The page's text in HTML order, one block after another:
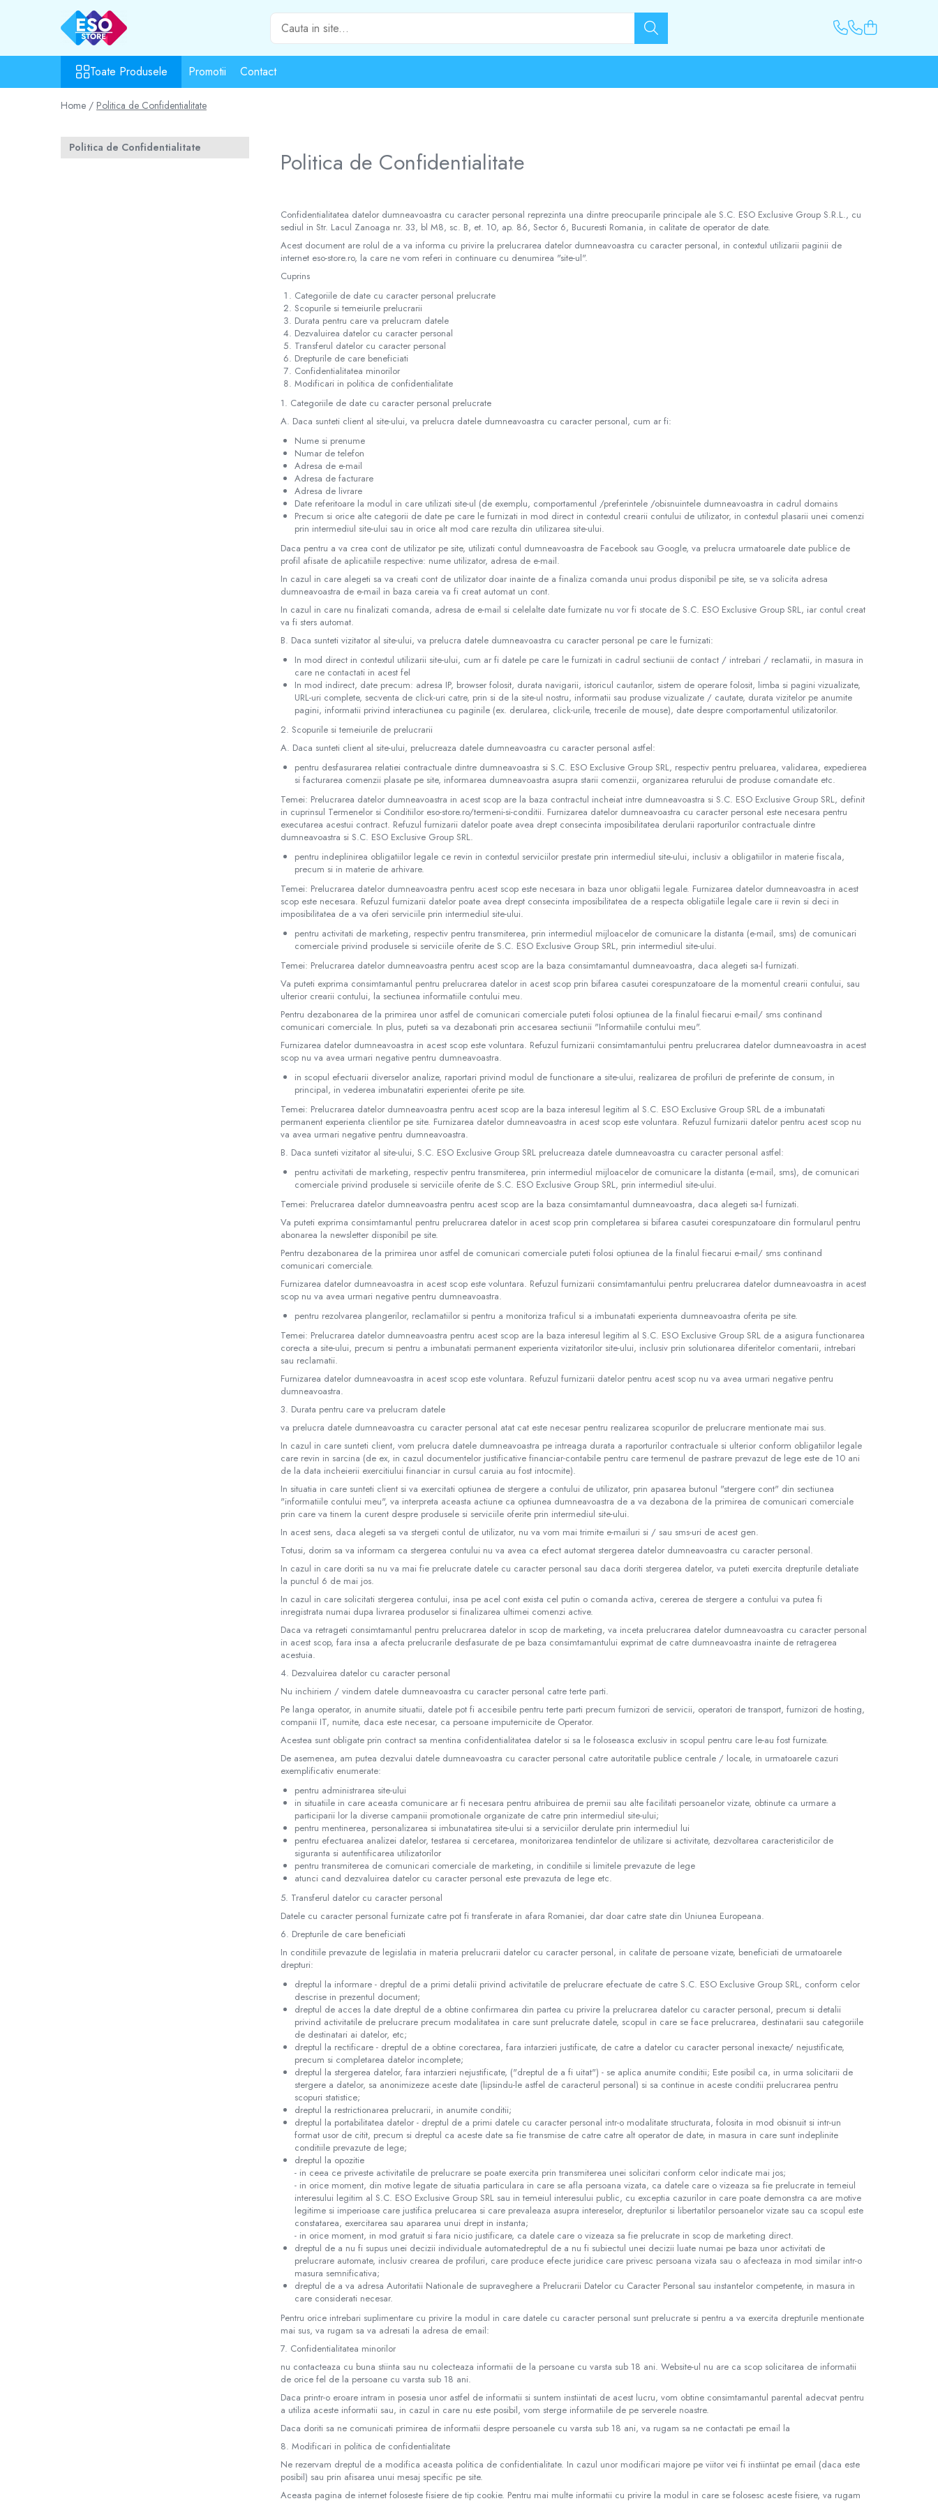
Toate Produsele
Toate Categoriile
Toate Produsele Promotii Contact
Home / Politica de Confidentialitate
Politica de Confidentialitate
Confidentialitatea datelor dumneavoastra cu caracter personal reprezinta una dintre preocuparile principale ale S.C. ESO Exclusive Group S.R.L., cu
sediul in Str. Lacul Zanoaga nr. 33, bl M8, sc. B, et. 10, ap. 86, Sector 6, Bucuresti Romania, in calitate de operator de date.
Acest document are rolul de a va informa cu privire la prelucrarea datelor dumneavoastra cu caracter personal, in contextul utilizarii paginii de
internet eso-store.ro, la care ne vom referi in continuare cu denumirea "site-ul".
Cuprins
Categoriile de date cu caracter personal prelucrate
Scopurile si temeiurile prelucrarii
Durata pentru care va prelucram datele
Dezvaluirea datelor cu caracter personal
Transferul datelor cu caracter personal
Drepturile de care beneficiati
Confidentialitatea minorilor
Modificari in politica de confidentialitate
1. Categoriile de date cu caracter personal prelucrate
A. Daca sunteti client al site-ului, va prelucra datele dumneavoastra cu caracter personal, cum ar fi:
Nume si prenume
Numar de telefon
Adresa de e-mail
Adresa de facturare
Adresa de livrare
Date referitoare la modul in care utilizati site-ul (de exemplu, comportamentul /preferintele /obisnuintele dumneavoastra in cadrul domains
Precum si orice alte categorii de date pe care le furnizati in mod direct in contextul crearii contului de utilizator, in contextul plasarii unei comenzi
prin intermediul site-ului sau in orice alt mod care rezulta din utilizarea site-ului.
Daca pentru a va crea cont de utilizator pe site, utilizati contul dumneavoastra de Facebook sau Google, va prelucra urmatoarele date publice de
profil afisate de aplicatiile respective: nume utilizator, adresa de e-mail.
In cazul in care alegeti sa va creati cont de utilizator doar inainte de a finaliza comanda unui produs disponibil pe site, se va solicita adresa
dumneavoastra de e-mail in baza careia va fi creat automat un cont.
In cazul in care nu finalizati comanda, adresa de e-mail si celelalte date furnizate nu vor fi stocate de S.C. ESO Exclusive Group SRL, iar contul creat
va fi sters automat.
B. Daca sunteti vizitator al site-ului, va prelucra datele dumneavoastra cu caracter personal pe care le furnizati:
In mod direct in contextul utilizarii site-ului, cum ar fi datele pe care le furnizati in cadrul sectiunii de contact / intrebari / reclamatii, in masura in
care ne contactati in acest fel
In mod indirect, date precum: adresa IP, browser folosit, durata navigarii, istoricul cautarilor, sistem de operare folosit, limba si pagini vizualizate,
URL-uri complete, secventa de click-uri catre, prin si de la site-ul nostru, informatii sau produse vizualizate / cautate, durata vizitelor pe anumite
pagini, informatii privind interactiunea cu paginile (ex. derularea, click-urile, trecerile de mouse), date despre comportamentul utilizatorilor.
2. Scopurile si temeiurile de prelucrarii
A. Daca sunteti client al site-ului, prelucreaza datele dumneavoastra cu caracter personal astfel:
pentru desfasurarea relatiei contractuale dintre dumneavoastra si S.C. ESO Exclusive Group SRL, respectiv pentru preluarea, validarea, expedierea
si facturarea comenzii plasate pe site, informarea dumneavoastra asupra starii comenzii, organizarea returului de produse comandate etc.
Temei: Prelucrarea datelor dumneavoastra in acest scop are la baza contractul incheiat intre dumneavoastra si S.C. ESO Exclusive Group SRL, definit
in cuprinsul Termenelor si Conditiilor eso-store.ro/termeni-si-conditii. Furnizarea datelor dumneavoastra cu caracter personal este necesara pentru
executarea acestui contract. Refuzul furnizarii datelor poate avea drept consecinta imposibilitatea derularii raporturilor contractuale dintre
dumneavoastra si S.C. ESO Exclusive Group SRL.
pentru indeplinirea obligatiilor legale ce revin in contextul serviciilor prestate prin intermediul site-ului, inclusiv a obligatiilor in materie fiscala,
precum si in materie de arhivare.
Temei: Prelucrarea datelor dumneavoastra pentru acest scop este necesara in baza unor obligatii legale. Furnizarea datelor dumneavoastra in acest
scop este necesara. Refuzul furnizarii datelor poate avea drept consecinta imposibilitatea de a respecta obligatiile legale care ii revin si deci in
imposibilitatea de a va oferi serviciile prin intermediul site-ului.
pentru activitati de marketing, respectiv pentru transmiterea, prin intermediul mijloacelor de comunicare la distanta (e-mail, sms) de comunicari
comerciale privind produsele si serviciile oferite de S.C. ESO Exclusive Group SRL, prin intermediul site-ului.
Temei: Prelucrarea datelor dumneavoastra pentru acest scop are la baza consimtamantul dumneavoastra, daca alegeti sa-l furnizati.
Va puteti exprima consimtamantul pentru prelucrarea datelor in acest scop prin bifarea casutei corespunzatoare de la momentul crearii contului, sau
ulterior crearii contului, la sectiunea informatiile contului meu.
Pentru dezabonarea de la primirea unor astfel de comunicari comerciale puteti folosi optiunea de la finalul fiecarui e-mail/ sms continand
comunicari comerciale. In plus, puteti sa va dezabonati prin accesarea sectiunii "Informatiile contului meu".
Furnizarea datelor dumneavoastra in acest scop este voluntara. Refuzul furnizarii consimtamantului pentru prelucrarea datelor dumneavoastra in acest
scop nu va avea urmari negative pentru dumneavoastra.
in scopul efectuarii diverselor analize, raportari privind modul de functionare a site-ului, realizarea de profiluri de preferinte de consum, in
principal, in vederea imbunatatiri experientei oferite pe site.
Temei: Prelucrarea datelor dumneavoastra pentru acest scop are la baza interesul legitim al S.C. ESO Exclusive Group SRL de a imbunatati
permanent experienta clientilor pe site. Furnizarea datelor dumneavoastra in acest scop este voluntara. Refuzul furnizarii datelor pentru acest scop nu
va avea urmari negative pentru dumneavoastra.
B. Daca sunteti vizitator al site-ului, S.C. ESO Exclusive Group SRL prelucreaza datele dumneavoastra cu caracter personal astfel:
pentru activitati de marketing, respectiv pentru transmiterea, prin intermediul mijloacelor de comunicare la distanta (e-mail, sms), de comunicari
comerciale privind produsele si serviciile oferite de S.C. ESO Exclusive Group SRL, prin intermediul site-ului.
Temei: Prelucrarea datelor dumneavoastra pentru acest scop are la baza consimtamantul dumneavoastra, daca alegeti sa-l furnizati.
Va puteti exprima consimtamantul pentru prelucrarea datelor in acest scop prin completarea si bifarea casutei corespunzatoare din formularul pentru
abonarea la newsletter disponibil pe site.
Pentru dezabonarea de la primirea unor astfel de comunicari comerciale puteti folosi optiunea de la finalul fiecarui e-mail/ sms continand
comunicari comerciale.
Furnizarea datelor dumneavoastra in acest scop este voluntara. Refuzul furnizarii consimtamantului pentru prelucrarea datelor dumneavoastra in acest
scop nu va avea urmari negative pentru dumneavoastra.
pentru rezolvarea plangerilor, reclamatiilor si pentru a monitoriza traficul si a imbunatati experienta dumneavoastra oferita pe site.
Temei: Prelucrarea datelor dumneavoastra pentru acest scop are la baza interesul legitim al S.C. ESO Exclusive Group SRL de a asigura functionarea
corecta a site-ului, precum si pentru a imbunatati permanent experienta vizitatorilor site-ului, inclusiv prin solutionarea diferitelor comentarii, intrebari
sau reclamatii.
Furnizarea datelor dumneavoastra in acest scop este voluntara. Refuzul furnizarii datelor pentru acest scop nu va avea urmari negative pentru
dumneavoastra.
3. Durata pentru care va prelucram datele
va prelucra datele dumneavoastra cu caracter personal atat cat este necesar pentru realizarea scopurilor de prelucrare mentionate mai sus.
In cazul in care sunteti client, vom prelucra datele dumneavoastra pe intreaga durata a raporturilor contractuale si ulterior conform obligatiilor legale
care revin in sarcina (de ex, in cazul documentelor justificative financiar-contabile pentru care termenul de pastrare prevazut de lege este de 10 ani
de la data incheierii exercitiului financiar in cursul caruia au fost intocmite).
In situatia in care sunteti client si va exercitati optiunea de stergere a contului de utilizator, prin apasarea butonul "stergere cont" din sectiunea
"informatiile contului meu", va interpreta aceasta actiune ca optiunea dumneavoastra de a va dezabona de la primirea de comunicari comerciale
prin care va tinem la curent despre produsele si serviciile oferite prin intermediul site-ului.
In acest sens, daca alegeti sa va stergeti contul de utilizator, nu va vom mai trimite e-mailuri si / sau sms-uri de acest gen.
Totusi, dorim sa va informam ca stergerea contului nu va avea ca efect automat stergerea datelor dumneavoastra cu caracter personal.
In cazul in care doriti sa nu va mai fie prelucrate datele cu caracter personal sau daca doriti stergerea datelor, va puteti exercita drepturile detaliate
la punctul 6 de mai jos.
In cazul in care solicitati stergerea contului, insa pe acel cont exista cel putin o comanda activa, cererea de stergere a contului va putea fi
inregistrata numai dupa livrarea produselor si finalizarea ultimei comenzi active.
Daca va retrageti consimtamantul pentru prelucrarea datelor in scop de marketing, va inceta prelucrarea datelor dumneavoastra cu caracter personal
in acest scop, fara insa a afecta prelucrarile desfasurate de pe baza consimtamantului exprimat de catre dumneavoastra inainte de retragerea
acestuia.
4. Dezvaluirea datelor cu caracter personal
Nu inchiriem / vindem datele dumneavoastra cu caracter personal catre terte parti.
Pe langa operator, in anumite situatii, datele pot fi accesibile pentru terte parti precum furnizori de servicii, operatori de transport, furnizori de hosting,
companii IT, numite, daca este necesar, ca persoane imputernicite de Operator.
Acestea sunt obligate prin contract sa mentina confidentialitatea datelor si sa le foloseasca exclusiv in scopul pentru care le-au fost furnizate.
De asemenea, am putea dezvalui datele dumneavoastra cu caracter personal catre autoritatile publice centrale / locale, in urmatoarele cazuri
exemplificativ enumerate:
pentru administrarea site-ului
in situatiile in care aceasta comunicare ar fi necesara pentru atribuirea de premii sau alte facilitati persoanelor vizate, obtinute ca urmare a
participarii lor la diverse campanii promotionale organizate de catre prin intermediul site-ului;
pentru mentinerea, personalizarea si imbunatatirea site-ului si a serviciilor derulate prin intermediul lui
pentru efectuarea analizei datelor, testarea si cercetarea, monitorizarea tendintelor de utilizare si activitate, dezvoltarea caracteristicilor de
siguranta si autentificarea utilizatorilor
pentru transmiterea de comunicari comerciale de marketing, in conditiile si limitele prevazute de lege
atunci cand dezvaluirea datelor cu caracter personal este prevazuta de lege etc.
5. Transferul datelor cu caracter personal
Datele cu caracter personal furnizate catre pot fi transferate in afara Romaniei, dar doar catre state din Uniunea Europeana.
6. Drepturile de care beneficiati
In conditiile prevazute de legislatia in materia prelucrarii datelor cu caracter personal, in calitate de persoane vizate, beneficiati de urmatoarele
drepturi:
dreptul la informare - dreptul de a primi detalii privind activitatile de prelucrare efectuate de catre S.C. ESO Exclusive Group SRL, conform celor
descrise in prezentul document;
dreptul de acces la date dreptul de a obtine confirmarea din partea cu privire la prelucrarea datelor cu caracter personal, precum si detalii
privind activitatile de prelucrare precum modalitatea in care sunt prelucrate datele, scopul in care se face prelucrarea, destinatarii sau categoriile
de destinatari ai datelor, etc;
dreptul la rectificare - dreptul de a obtine corectarea, fara intarzieri justificate, de catre a datelor cu caracter personal inexacte/ nejustificate,
precum si completarea datelor incomplete;
dreptul la stergerea datelor, fara intarzieri nejustificate, ("dreptul de a fi uitat") - se aplica anumite conditii; Este posibil ca, in urma solicitarii de
stergere a datelor, sa anonimizeze aceste date (lipsindu-le astfel de caracterul personal) si sa continue in aceste conditii prelucrarea pentru
scopuri statistice;
dreptul la restrictionarea prelucrarii, in anumite conditii;
dreptul la portabilitatea datelor - dreptul de a primi datele cu caracter personal intr-o modalitate structurata, folosita in mod obisnuit si intr-un
format usor de citit, precum si dreptul ca aceste date sa fie transmise de catre catre alt operator de date, in masura in care sunt indeplinite
conditiile prevazute de lege;
dreptul la opozitie
- in ceea ce priveste activitatile de prelucrare se poate exercita prin transmiterea unei solicitari conform celor indicate mai jos;
- in orice moment, din motive legate de situatia particulara in care se afla persoana vizata, ca datele care o vizeaza sa fie prelucrate in temeiul
interesului legitim al S.C. ESO Exclusive Group SRL sau in temeiul interesului public, cu exceptia cazurilor in care poate demonstra ca are motive
legitime si imperioase care justifica prelucarea si care prevaleaza asupra intereselor, drepturilor si libertatilor persoanelor vizate sau ca scopul este
constatarea, exercitarea sau apararea unui drept in instanta;
- in orice moment, in mod gratuit si fara nicio justificare, ca datele care o vizeaza sa fie prelucrate in scop de marketing direct.
dreptul de a nu fi supus unei decizii individuale automatedreptul de a nu fi subiectul unei decizii luate numai pe baza unor activitati de
prelucrare automate, inclusiv crearea de profiluri, care produce efecte juridice care privesc persoana vizata sau o afecteaza in mod similar intr-o
masura semnificativa;
dreptul de a va adresa Autoritatii Nationale de supraveghere a Prelucrarii Datelor cu Caracter Personal sau instantelor competente, in masura in
care considerati necesar.
Pentru orice intrebari suplimentare cu privire la modul in care datele cu caracter personal sunt prelucrate si pentru a va exercita drepturile mentionate
mai sus, va rugam sa va adresati la adresa de email:
7. Confidentialitatea minorilor
nu contacteaza cu buna stiinta sau nu colecteaza informatii de la persoane cu varsta sub 18 ani. Website-ul nu are ca scop solicitarea de informatii
de orice fel de la persoane cu varsta sub 18 ani.
Daca printr-o eroare intram in posesia unor astfel de informatii si suntem instiintati de acest lucru, vom obtine consimtamantul parental adecvat pentru
a utiliza aceste informatii sau, in cazul in care nu este posibil, vom sterge informatiile de pe serverele noastre.
Daca doriti sa ne comunicati primirea de informatii despre persoanele cu varsta sub 18 ani, va rugam sa ne contactati pe email la
8. Modificari in politica de confidentialitate
Ne rezervam dreptul de a modifica aceasta politica de confidentialitate. In cazul unor modificari majore pe viitor vei fi instiintat pe email (daca este
posibil) sau prin afisarea unui mesaj specific pe site.
Aceasta pagina de internet foloseste fisiere de tip cookie. Pentru mai multe informatii cu privire la modul in care se folosesc aceste fisiere, va rugam
Politica de Confidentialitate